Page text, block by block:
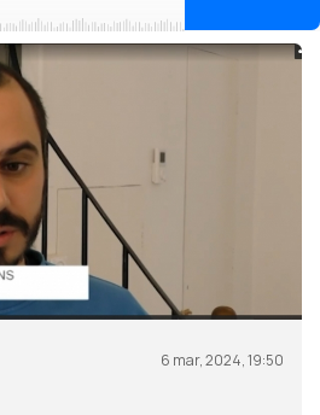
6 mar, 2024, 19:50